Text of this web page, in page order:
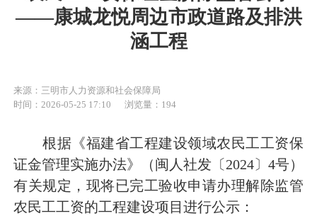
——康城龙悦周边市政道路及排洪
涵工程
来源：三明市人力资源和社会保障局
时间：2026-05-25 17:10
浏览量：194
根据《福建省工程建设领域农民工工资保
证金管理实施办法》（闽人社发〔2024〕4号）
有关规定，现将已完工验收申请办理解除监管
农民工工资的工程建设项目进行公示：